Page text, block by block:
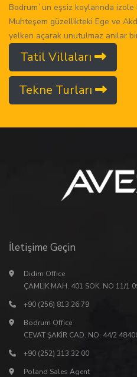
Bodrum`un eşsiz koylarında izole
Muhteşem güzellikteki Ege ve
yelken açarak unutulmaz anılar
Tatil Villaları
Tekne Turları
İletişime Geçin
Didim Office
ÇAMLIK MAH. 401 SOK. NO 11/1
+90 (256) 813 26 79
Bodrum Office
CEVAT ŞAKİR CAD. NO: 44/2
+90 (252) 313 32 00
Poland Sales Agent